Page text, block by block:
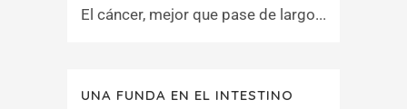
El cáncer, mejor que pase de largo...
UNA FUNDA EN EL INTESTINO